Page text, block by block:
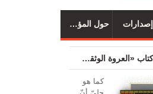
إصدارات حول المؤسسة
وجیزة عن کتاب «العروة الوثقی والتعلیقات علیها»
کما هو